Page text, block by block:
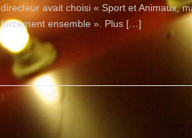
directeur avait choisi « Sport et Animaux,
forcément ensemble ». Plus […]